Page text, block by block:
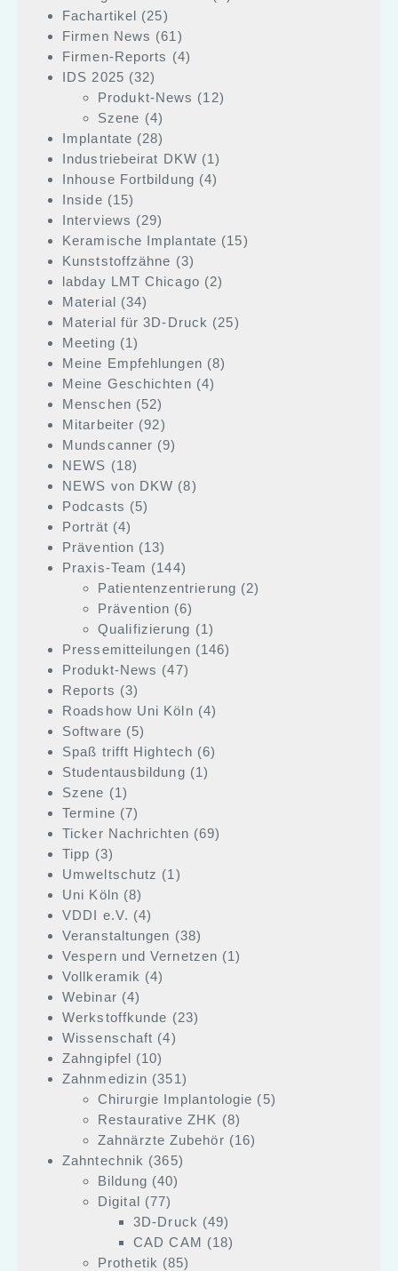
Fachartikel (25)
Firmen News (61)
Firmen-Reports (4)
IDS 2025 (32)
Produkt-News (12)
Szene (4)
Implantate (28)
Industriebeirat DKW (1)
Inhouse Fortbildung (4)
Inside (15)
Interviews (29)
Keramische Implantate (15)
Kunststoffzähne (3)
labday LMT Chicago (2)
Material (34)
Material für 3D-Druck (25)
Meeting (1)
Meine Empfehlungen (8)
Meine Geschichten (4)
Menschen (52)
Mitarbeiter (92)
Mundscanner (9)
NEWS (18)
NEWS von DKW (8)
Podcasts (5)
Porträt (4)
Prävention (13)
Praxis-Team (144)
Patientenzentrierung (2)
Prävention (6)
Qualifizierung (1)
Pressemitteilungen (146)
Produkt-News (47)
Reports (3)
Roadshow Uni Köln (4)
Software (5)
Spaß trifft Hightech (6)
Studentausbildung (1)
Szene (1)
Termine (7)
Ticker Nachrichten (69)
Tipp (3)
Umweltschutz (1)
Uni Köln (8)
VDDI e.V. (4)
Veranstaltungen (38)
Vespern und Vernetzen (1)
Vollkeramik (4)
Webinar (4)
Werkstoffkunde (23)
Wissenschaft (4)
Zahngipfel (10)
Zahnmedizin (351)
Chirurgie Implantologie (5)
Restaurative ZHK (8)
Zahnärzte Zubehör (16)
Zahntechnik (365)
Bildung (40)
Digital (77)
3D-Druck (49)
CAD CAM (18)
Prothetik (85)